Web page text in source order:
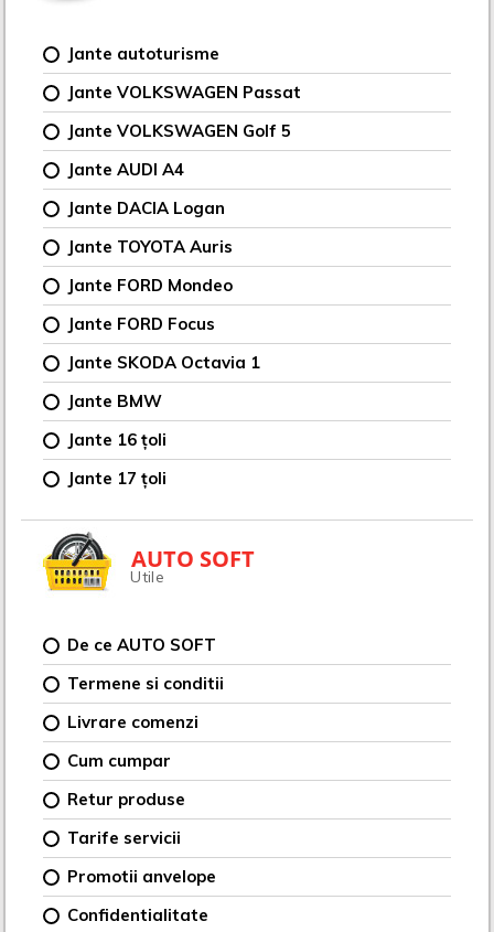
Jante autoturisme
Jante VOLKSWAGEN Passat
Jante VOLKSWAGEN Golf 5
Jante AUDI A4
Jante DACIA Logan
Jante TOYOTA Auris
Jante FORD Mondeo
Jante FORD Focus
Jante SKODA Octavia 1
Jante BMW
Jante 16 țoli
Jante 17 țoli
AUTO SOFT
Utile
De ce AUTO SOFT
Termene si conditii
Livrare comenzi
Cum cumpar
Retur produse
Tarife servicii
Promotii anvelope
Confidentialitate